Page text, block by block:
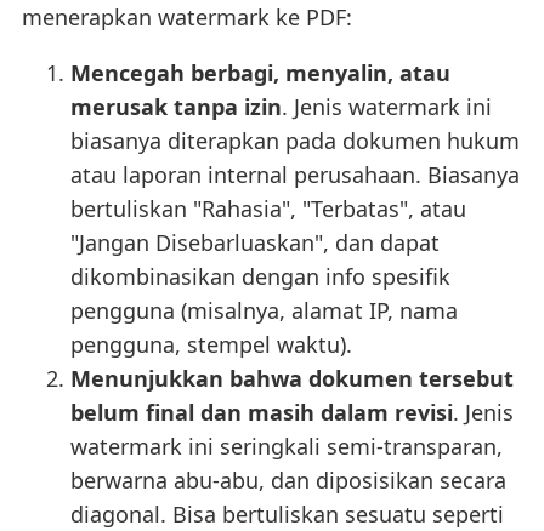
menerapkan watermark ke PDF:
Mencegah berbagi, menyalin, atau
merusak tanpa izin. Jenis watermark ini
biasanya diterapkan pada dokumen hukum
atau laporan internal perusahaan. Biasanya
bertuliskan "Rahasia", "Terbatas", atau
"Jangan Disebarluaskan", dan dapat
dikombinasikan dengan info spesifik
pengguna (misalnya, alamat IP, nama
pengguna, stempel waktu).
Menunjukkan bahwa dokumen tersebut
belum final dan masih dalam revisi. Jenis
watermark ini seringkali semi-transparan,
berwarna abu-abu, dan diposisikan secara
diagonal. Bisa bertuliskan sesuatu seperti